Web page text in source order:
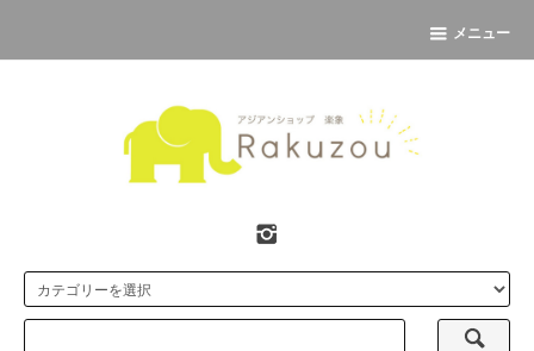
メニュー